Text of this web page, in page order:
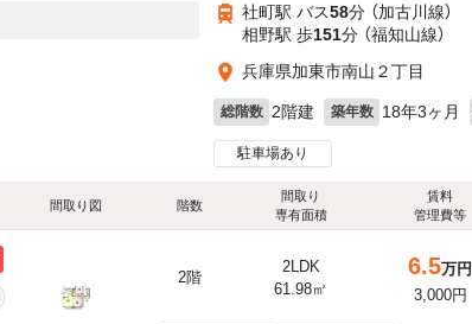
社町駅 バス58分 （加古川線）
相野駅 歩151分 （福知山線）
兵庫県加東市南山２丁目
総階数 2階建 築年数 18年3ヶ月
駐車場あり
間取り図 階数
間取り
専有面積
賃料
管理費等
2階
2LDK
61.98㎡
6.5万円
3,000円